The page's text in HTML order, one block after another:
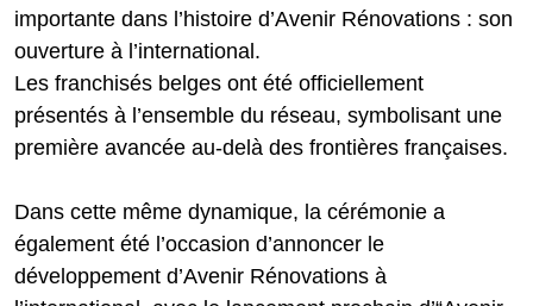
importante dans l’histoire d’Avenir Rénovations : son
ouverture à l’international.
Les franchisés belges ont été officiellement
présentés à l’ensemble du réseau, symbolisant une
première avancée au-delà des frontières françaises.
Dans cette même dynamique, la cérémonie a
également été l’occasion d’annoncer le
développement d’Avenir Rénovations à